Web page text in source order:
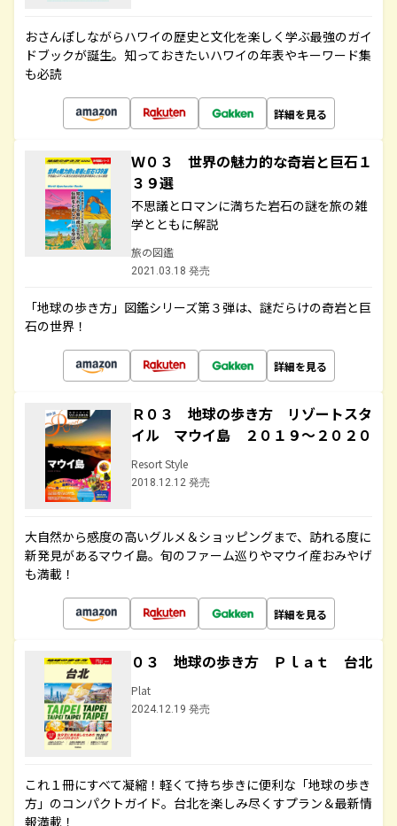
おさんぽしながらハワイの歴史と文化を楽しく学ぶ最強のガイ
ドブックが誕生。知っておきたいハワイの年表やキーワード集
も必読
詳細を見る
Ｗ０３ 世界の魅力的な奇岩と巨石１
３９選
不思議とロマンに満ちた岩石の謎を旅の雑
学とともに解説
旅の図鑑
2021.03.18 発売
「地球の歩き方」図鑑シリーズ第３弾は、謎だらけの奇岩と巨
石の世界！
詳細を見る
Ｒ０３ 地球の歩き方 リゾートスタ
イル マウイ島 ２０１９～２０２０
Resort Style
2018.12.12 発売
大自然から感度の高いグルメ＆ショッピングまで、訪れる度に
新発見があるマウイ島。旬のファーム巡りやマウイ産おみやげ
も満載！
詳細を見る
０３ 地球の歩き方 Ｐｌａｔ 台北
Plat
2024.12.19 発売
これ１冊にすべて凝縮！軽くて持ち歩きに便利な「地球の歩き
方」のコンパクトガイド。台北を楽しみ尽くすプラン＆最新情
報満載！